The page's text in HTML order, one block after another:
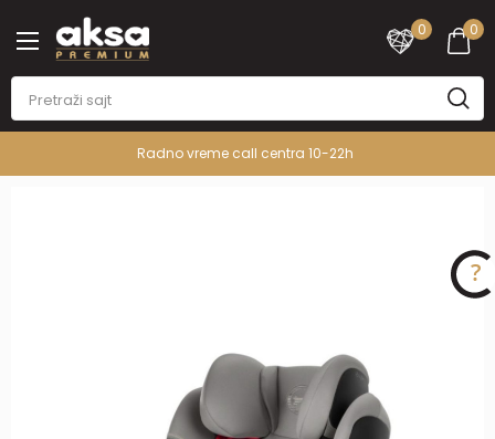
0
0
Radno vreme call centra 10-22h